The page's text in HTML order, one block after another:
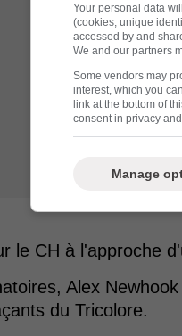
le CH à l'approche
Alex
du Tricolore.
Your personal data
(cookies, unique
accessed by and
We and our partners
Some vendors may
interest, which you
link at the bottom of
consent in privacy
Manage